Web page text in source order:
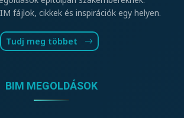
fájlok, cikkek és inspirációk egy helyen.
Tudj meg többet
BIM MEGOLDÁSOK